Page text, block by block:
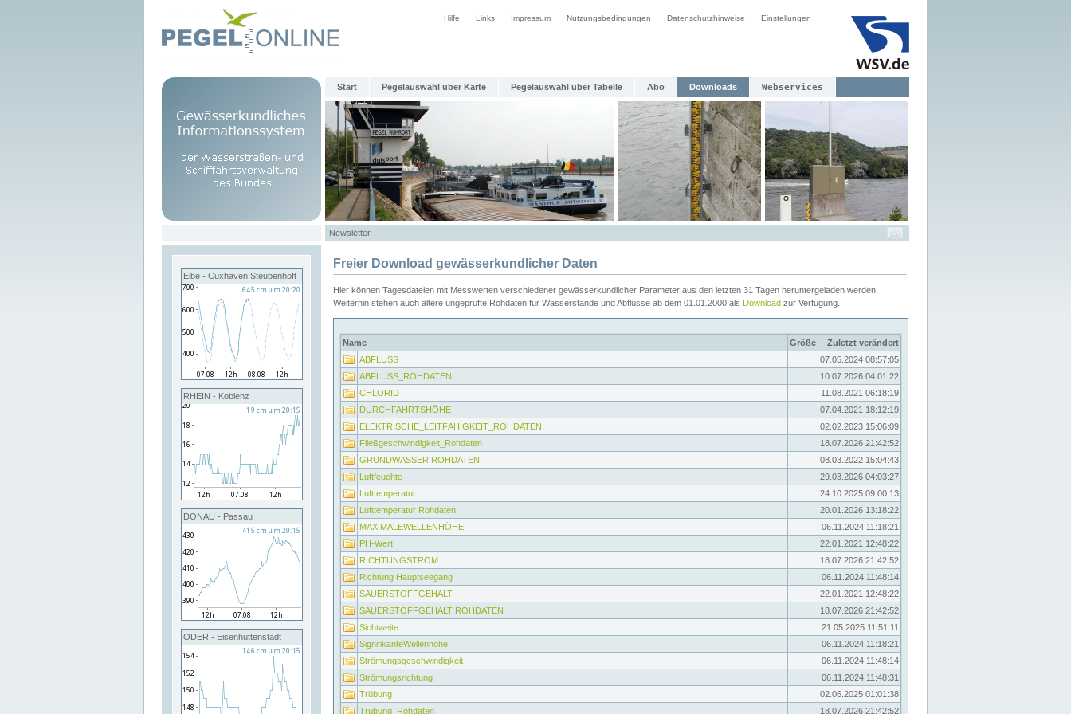
Hilfe Links Impressum Nutzungsbedingungen Datenschutzhinweise Einstellungen
Start Pegelauswahl über Karte Pegelauswahl über Tabelle Abo Downloads Webservices
Newsletter
Elbe - Cuxhaven Steubenhöft
RHEIN - Koblenz
DONAU - Passau
ODER - Eisenhüttenstadt
Freier Download gewässerkundlicher Daten
Hier können Tagesdateien mit Messwerten verschiedener gewässerkundlicher Parameter aus den letzten 31 Tagen heruntergeladen werden.
Weiterhin stehen auch ältere ungeprüfte Rohdaten für Wasserstände und Abflüsse ab dem 01.01.2000 als Download zur Verfügung.
Name Größe
Zuletzt verändert
ABFLUSS
07.05.2024 08:57:05
ABFLUSS_ROHDATEN
10.07.2026 04:01:22
CHLORID
11.08.2021 06:18:19
DURCHFAHRTSHÖHE
07.04.2021 18:12:19
ELEKTRISCHE_LEITFÄHIGKEIT_ROHDATEN
02.02.2023 15:06:09
Fließgeschwindigkeit_Rohdaten
18.07.2026 21:42:52
GRUNDWASSER ROHDATEN
08.03.2022 15:04:43
Luftfeuchte
29.03.2026 04:03:27
Lufttemperatur
24.10.2025 09:00:13
Lufttemperatur Rohdaten
20.01.2026 13:18:22
MAXIMALEWELLENHÖHE
06.11.2024 11:18:21
PH-Wert
22.01.2021 12:48:22
RICHTUNGSTROM
18.07.2026 21:42:52
Richtung Hauptseegang
06.11.2024 11:48:14
SAUERSTOFFGEHALT
22.01.2021 12:48:22
SAUERSTOFFGEHALT ROHDATEN
18.07.2026 21:42:52
Sichtweite
21.05.2025 11:51:11
SignifikanteWellenhöhe
06.11.2024 11:18:21
Strömungsgeschwindigkeit
06.11.2024 11:48:14
Strömungsrichtung
06.11.2024 11:48:31
Trübung
02.06.2025 01:01:38
Trübung_Rohdaten
18.07.2026 21:42:52